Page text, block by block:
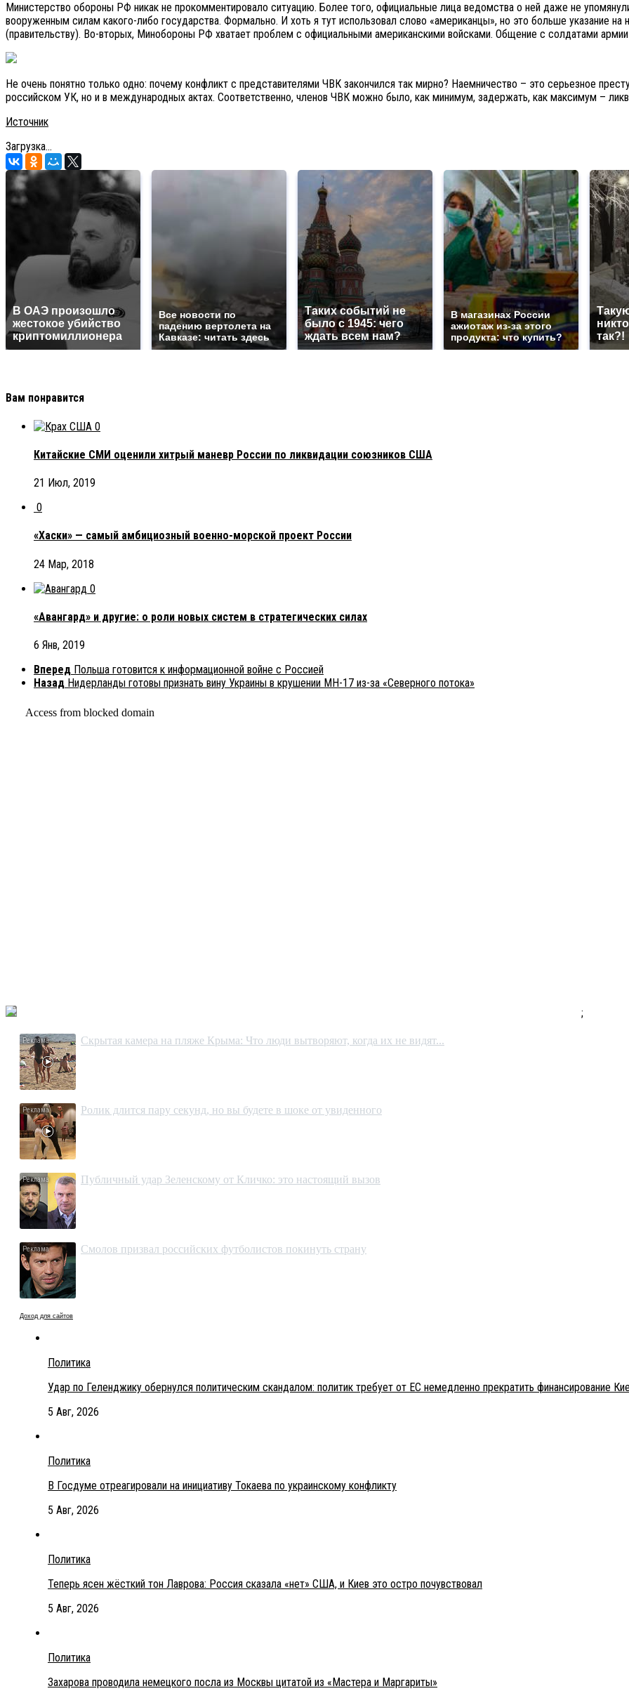
Министерство обороны РФ никак не прокомментировало ситуацию. Более того, официальные лица ведомства о ней даже не
вооруженным силам какого-либо государства. Формально. И хоть я тут использовал слово «американцы», но это больше указание на
(правительству). Во-вторых, Минобороны РФ хватает проблем с официальными американскими войсками. Общение с солдатами
Не очень понятно только одно: почему конфликт с представителями ЧВК закончился так мирно? Наемничество – это серьезное
российском УК, но и в международных актах. Соответственно, членов ЧВК можно было, как минимум, задержать, как максимум –
Источник
Загрузка...
В ОАЭ произошло
жестокое убийство
криптомиллионера
Все новости по
падению вертолета на
Кавказе: читать здесь
Таких событий не
было с 1945: чего
ждать всем нам?
В магазинах России
ажиотаж из-за этого
продукта: что купить?
так?!
Вам понравится
0
Китайские СМИ оценили хитрый маневр России по ликвидации союзников США
21 Июл, 2019
0
«Хаски» — самый амбициозный военно-морской проект России
24 Мар, 2018
0
«Авангард» и другие: о роли новых систем в стратегических силах
6 Янв, 2019
Вперед Польша готовится к информационной войне с Россией
Назад Нидерланды готовы признать вину Украины в крушении MH-17 из-за «Северного потока»
;
Скрытая камера на пляже Крыма: Что люди вытворяют, когда их не видят...
Ролик длится пару секунд, но вы будете в шоке от увиденного
Публичный удар Зеленскому от Кличко: это настоящий вызов
Смолов призвал российских футболистов покинуть страну
Доход для сайтов
Политика
Удар по Геленджику обернулся политическим скандалом: политик требует от ЕС немедленно прекратить финансирование
5 Авг, 2026
Политика
В Госдуме отреагировали на инициативу Токаева по украинскому конфликту
5 Авг, 2026
Политика
Теперь ясен жёсткий тон Лаврова: Россия сказала «нет» США, и Киев это остро почувствовал
5 Авг, 2026
Политика
Захарова проводила немецкого посла из Москвы цитатой из «Мастера и Маргариты»